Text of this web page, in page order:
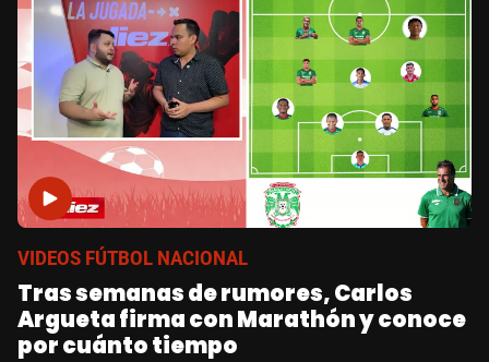
VIDEOS FÚTBOL NACIONAL
Tras semanas de rumores, Carlos
Argueta firma con Marathón y conoce
por cuánto tiempo